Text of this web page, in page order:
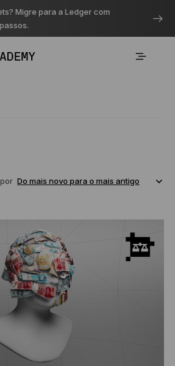
Migre para a Ledger com